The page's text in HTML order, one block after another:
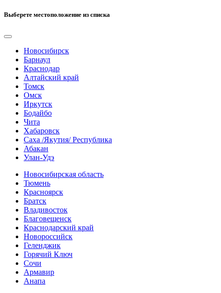
Выберете местоположение из списка
Новосибирск
Барнаул
Краснодар
Алтайский край
Томск
Омск
Иркутск
Бодайбо
Чита
Хабаровск
Саха /Якутия/ Республика
Абакан
Улан-Удэ
Новосибирская область
Тюмень
Красноярск
Братск
Владивосток
Благовещенск
Краснодарский край
Новороссийск
Геленджик
Горячий Ключ
Сочи
Армавир
Анапа